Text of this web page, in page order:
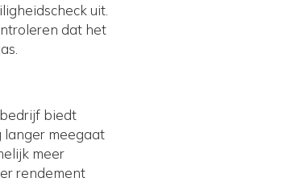
uit.
dat het
biedt
langer meegaat
meer
rendement